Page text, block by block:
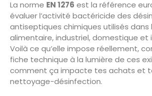
La norme EN 1276 est la référence
évaluer l’activité bactéricide des
antiseptiques chimiques utilisés dans
alimentaire, industriel, domestique et
Voilà ce qu’elle impose réellement,
fiche technique à la lumière de ces
comment ça impacte tes achats et
nettoyage-désinfection.